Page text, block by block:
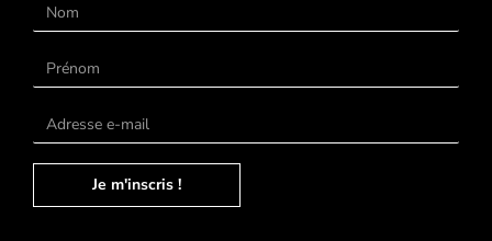
Je m'inscris !